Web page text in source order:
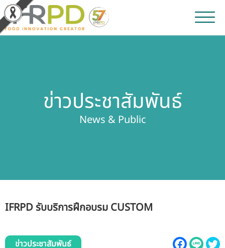
ผลิตภัณฑ์และจำหน่าย
เกี่ยวกับสถาบัน
บุคลากรสถาบัน
ข่าวประชาสัมพันธ์
News & Public
IFRPD รับบริการฝึกอบรม CUSTOM
ข่าวประชาสัมพันธ์